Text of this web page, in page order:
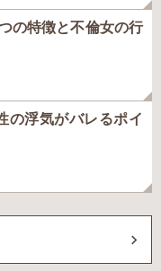
の特徴と不倫女の行
の浮気がバレるポイ